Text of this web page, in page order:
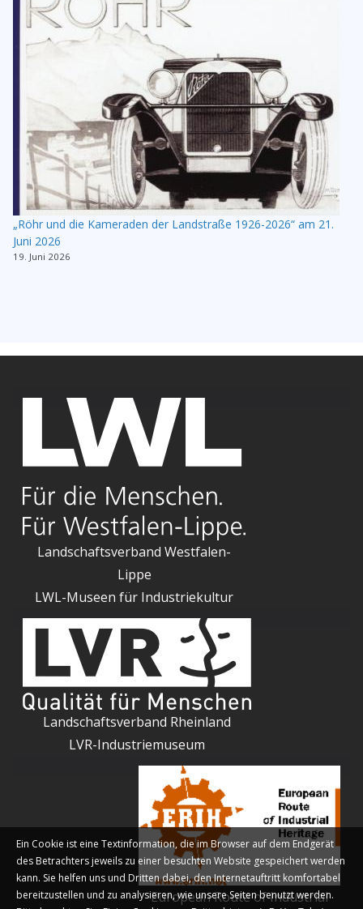
„Röhr und die Kameraden der Landstraße 1926-2026“ am 21.
Juni 2026
19. Juni 2026
Landschaftsverband Westfalen-
Lippe
LWL-Museen für Industriekultur
Landschaftsverband Rheinland
LVR-Industriemuseum
European Route of Industrial
Ein Cookie ist eine Textinformation, die im Browser auf dem Endgerät
des Betrachters jeweils zu einer besuchten Website gespeichert werden
kann. Sie helfen uns und Dritten dabei, den Internetauftritt komfortabel
bereitzustellen und zu analysieren, wie unsere Seiten benutzt werden.